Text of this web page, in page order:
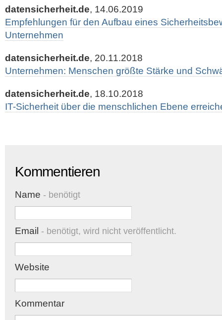
datensicherheit.de, 14.06.2019
Empfehlungen für den Aufbau eines
Unternehmen
datensicherheit.de, 20.11.2018
Unternehmen: Menschen größte Stärke und
datensicherheit.de, 18.10.2018
IT-Sicherheit über die menschlichen Ebene
Kommentieren
Name - benötigt
Email - benötigt, wird nicht veröffentlicht.
Website
Kommentar